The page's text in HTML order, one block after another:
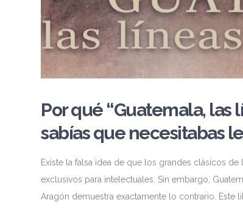
Por qué “Guatemala, las
sabías que necesitabas
Existe la falsa idea de que los grandes clásicos
exclusivos para intelectuales. Sin embargo,
Aragón demuestra exactamente lo contrario. Este